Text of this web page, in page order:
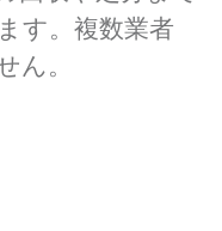
す。複数業者
ん。